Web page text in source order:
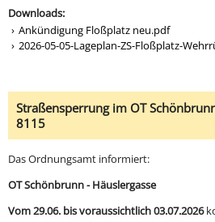
Downloads:
Ankündigung Floßplatz neu.pdf
2026-05-05-Lageplan-ZS-Floßplatz-
Straßensperrung im OT
8115
Das Ordnungsamt informiert:
OT Schönbrunn - Häuslergasse
Vom 29.06. bis voraussichtlich 03.07.2026